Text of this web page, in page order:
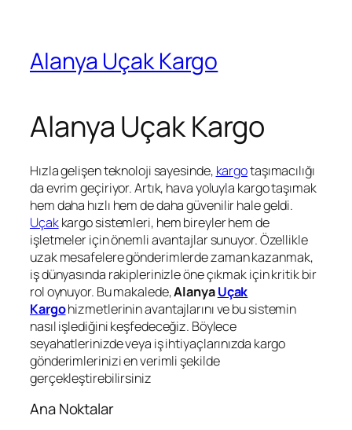
Alanya Uçak Kargo
Alanya Uçak Kargo
Hızla gelişen teknoloji sayesinde, kargotaşımacılığı
da evrim geçiriyor. Artık, hava yoluyla kargo taşımak
hem daha hızlı hem de daha güvenilir hale geldi.
Uçakkargo sistemleri, hem bireyler hem de
işletmeler için önemli avantajlar sunuyor. Özellikle
uzak mesafelere gönderimlerde zaman kazanmak,
iş dünyasında rakiplerinizle öne çıkmak için kritik bir
rol oynuyor. Bu makalede,AlanyaUçak
Kargohizmetlerinin avantajlarını ve bu sistemin
nasıl işlediğini keşfedeceğiz. Böylece
seyahatlerinizde veya iş ihtiyaçlarınızda kargo
gönderimlerinizi en verimli şekilde
gerçekleştirebilirsiniz
Ana Noktalar